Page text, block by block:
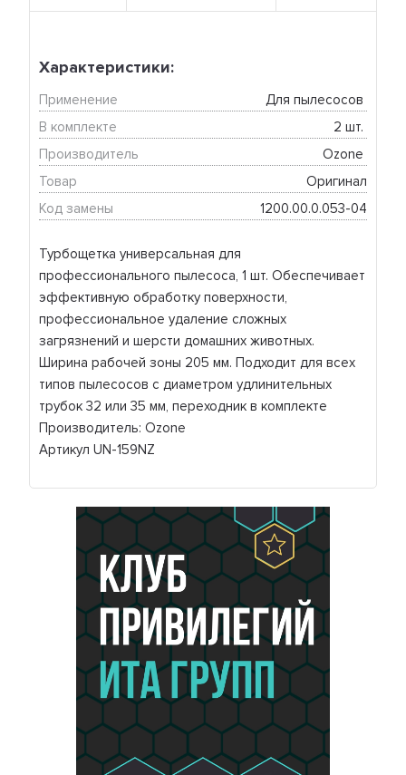
Турбощетка универсальная для
профессионального пылесоса, 1 шт. Обеспечивает
эффективную обработку поверхности,
профессиональное удаление сложных
загрязнений и шерсти домашних животных.
Ширина рабочей зоны 205 мм. Подходит для всех
типов пылесосов с диаметром удлинительных
трубок 32 или 35 мм, переходник в комплекте
Производитель: Ozone
Артикул UN-159NZ
Характеристики:
Применение
Для пылесосов
В комплекте
2 шт.
Производитель
Ozone
Товар
Оригинал
Код замены
1200.00.0.053-04